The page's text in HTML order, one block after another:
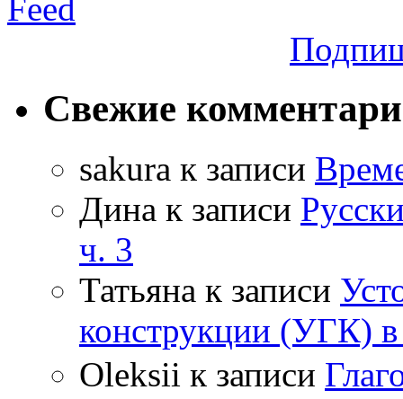
Свежие
sakura к записи
Дина к записи
ч. 3
Татьяна к записи
конструкции (УГК) в
Oleksii к записи